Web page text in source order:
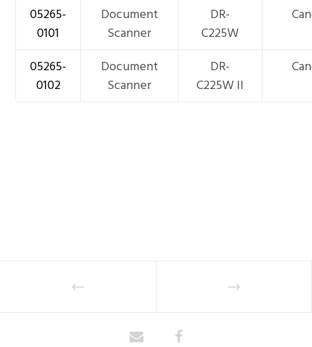
05265-
0101
Document
Scanner
DR-
C225W
05265-
0102
Document
Scanner
DR-
C225W II